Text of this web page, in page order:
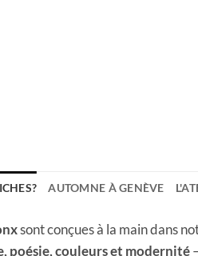
AUTOMNE À GENÈVE
sont conçues à la main dans
poésie, couleurs et modernité